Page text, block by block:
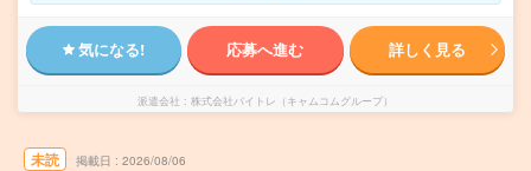
気になる! 応募へ進む 詳しく見る
派遣会社 株式会社バイトレ（キャムコムグループ）
未読 掲載日 2026/08/06